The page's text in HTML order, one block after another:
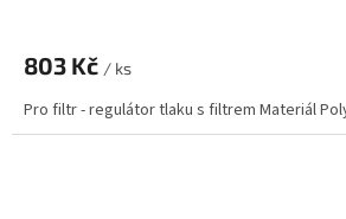
803 Kč / ks
Pro filtr - regulátor tlaku s filtrem Materiál